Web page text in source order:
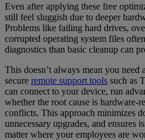
Even after applying these free
still feel sluggish due to deeper
Problems like failing hard drives,
corrupted operating system files
diagnostics than basic cleanup can
This doesn’t always mean you
secure remote support tools such as
can connect to your device, run
whether the root cause is hardware-
conflicts. This approach minimizes
unnecessary upgrades, and
matter where your employees are